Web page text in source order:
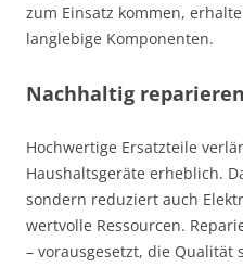
zum Einsatz kommen,
langlebige Komponenten.
Nachhaltig
Hochwertige Ersatzteile
Haushaltsgeräte erheblich.
sondern reduziert auch
wertvolle Ressourcen.
– vorausgesetzt, die Qualität